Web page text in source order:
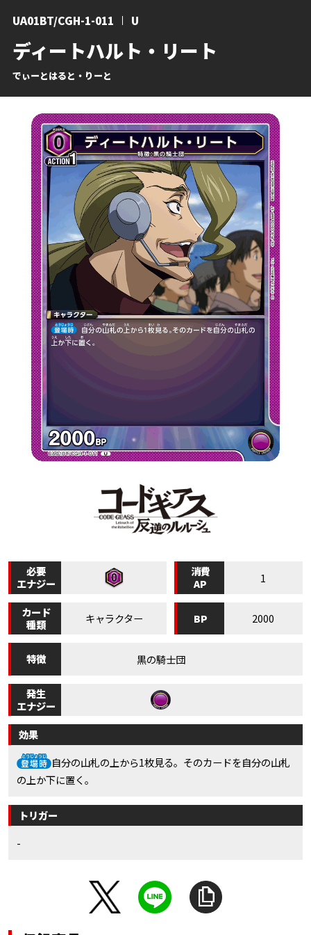
ディートハルト・リート
でぃーとはると・りーと
UA01BT/CGH-1-011 U
必要
エナジー
消費
AP
1
カード
種類
キャラクター BP 2000
特徴 黒の騎士団
発生
エナジー
効果
自分の山札の上から1枚見る。そのカードを自分の山札
の上か下に置く。
トリガー
-